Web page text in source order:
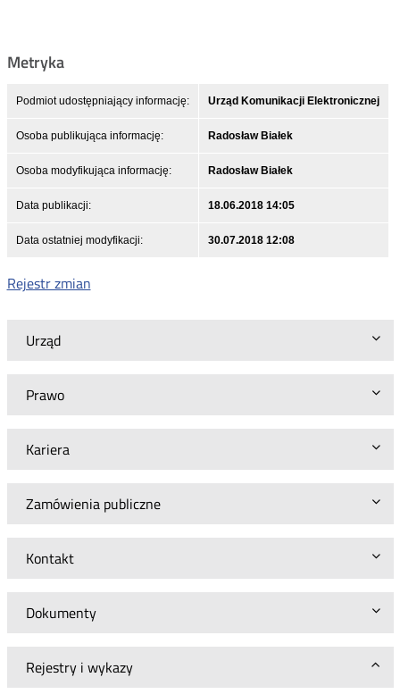
Urząd
Prawo
Kariera
Zamówienia publiczne
Kontakt
Dokumenty
Rejestry i wykazy
Metryka
Podmiot udostępniający informację: Urząd Komunikacji Elektronicznej
Osoba publikująca informację: Radosław Białek
Osoba modyfikująca informację: Radosław Białek
Data publikacji: 18.06.2018 14:05
Data ostatniej modyfikacji: 30.07.2018 12:08
Rejestr zmian